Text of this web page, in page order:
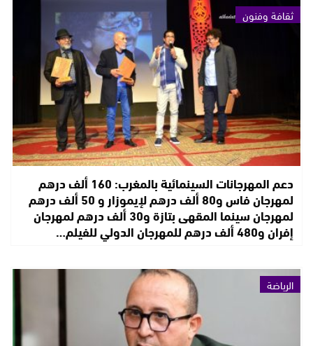
ثقافة وفنون
دعم المهرجانات السينمائية بالمغرب: 160 ألف درهم
لمهرجان فاس و80 ألف درهم لإيموزار و 50 ألف درهم
لمهرجان سينما المقهى بتازة و30 ألف درهم لمهرجان
إفران و480 ألف درهم للمهرجان الدولي للفيلم…
الرياضة